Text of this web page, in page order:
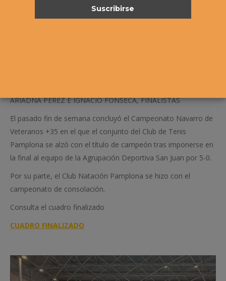
ARIADNA PÉREZ E IGNACIO FONSECA, FINALISTAS
El pasado fin de semana concluyó el Campeonato Navarro de
Veteranos +35 en el que el conjunto del Club de Tenis
Pamplona se alzó con el título de campeón tras imponerse en
la final al equipo de la Agrupación Deportiva San Juan por 5-0.
Por su parte, el Club Natación Pamplona se hizo con el
campeonato de consolación.
Consulta el cuadro finalizado
CUADRO FINALIZADO